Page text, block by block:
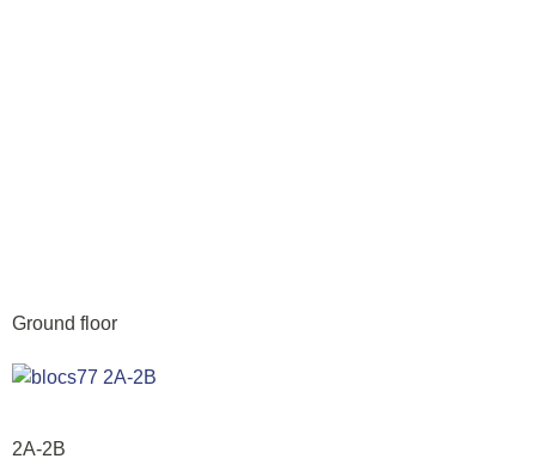
Ground floor
2A-2B